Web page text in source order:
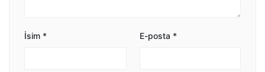
İsim * E-posta *